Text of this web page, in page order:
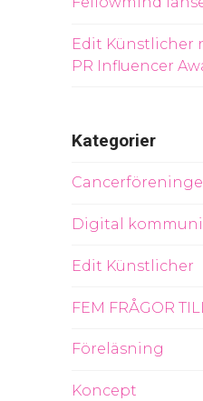
Edit Künstlicher
PR Influencer
Kategorier
Digital
Edit Künstlicher
FEM FRÅGOR TILL
Föreläsning
Koncept